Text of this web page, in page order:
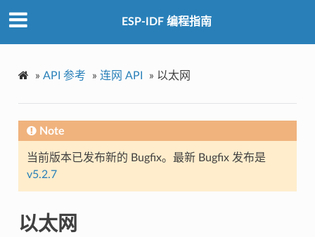
ESP-IDF 编程指南
» API 参考 » 连网 API » 以太网
Note
当前版本已发布新的 Bugfix。最新 Bugfix 发布是
v5.2.7
以太网